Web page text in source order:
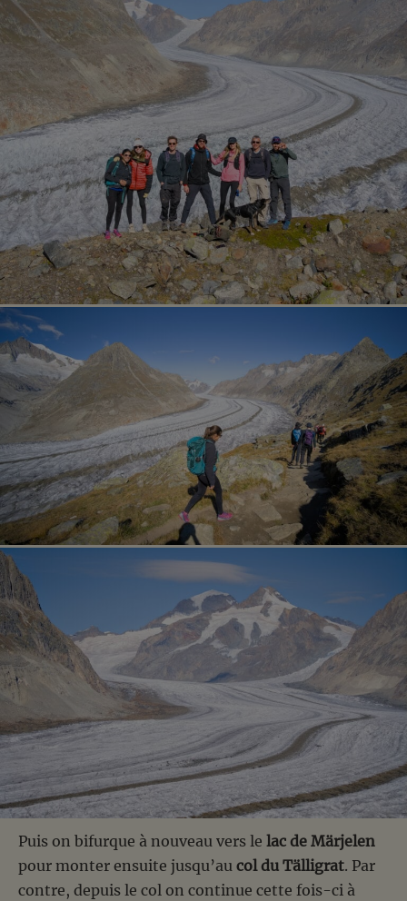
Puis on bifurque à nouveau vers le lac de Märjelen
pour monter ensuite jusqu’au col du Tälligrat. Par
contre, depuis le col on continue cette fois-ci à